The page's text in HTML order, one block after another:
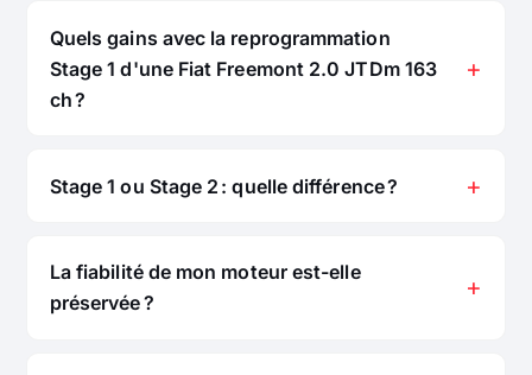
Quels gains avec la reprogrammation
Stage 1 d'une Fiat Freemont 2.0 JTDm 163
ch ?
Stage 1 ou Stage 2 : quelle différence ?
La fiabilité de mon moteur est-elle
préservée ?